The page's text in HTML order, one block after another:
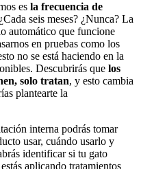
es la frecuencia de
seis meses? ¿Nunca? La
automático que funcione
en pruebas como los
no se está haciendo en la
Descubrirás que los
solo tratan, y esto cambia
plantearte la
interna podrás tomar
usar, cuándo usarlo y
identificar si tu gato
aplicando tratamientos